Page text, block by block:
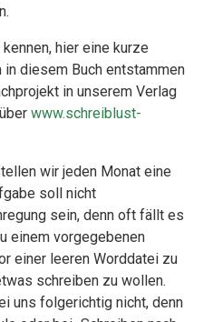
hier eine kurze
in diesem Buch entstammen
in unserem Verlag
www.schreiblust-
wir jeden Monat eine
soll nicht
sein, denn oft fällt es
einem vorgegebenen
einer leeren Worddatei zu
schreiben zu wollen.
uns folgerichtig nicht, denn